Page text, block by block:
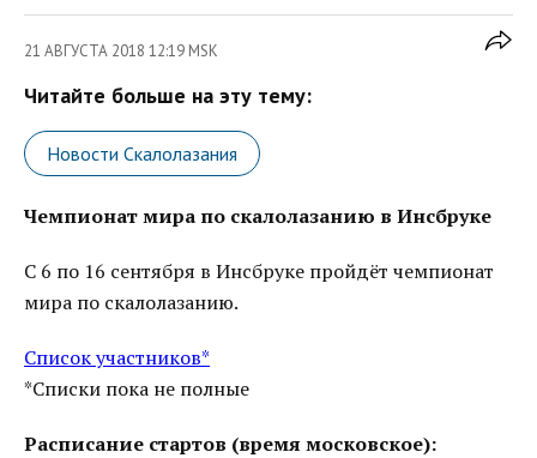
21 АВГУСТА 2018 12:19 MSK
Читайте больше на эту тему:
Новости Скалолазания
Чемпионат мира по скалолазанию в Инсбруке
C 6 по 16 сентября в Инсбруке пройдёт чемпионат
мира по скалолазанию.
Список участников*
*Списки пока не полные
Расписание стартов (время московское):